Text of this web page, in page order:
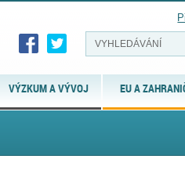
VÝZKUM A VÝVOJ EU A